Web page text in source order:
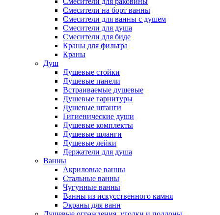
Смесители на борт ванны
Смесители для ванны с душем
Смесители для душа
Смесители для биде
Краны для фильтра
Краны
Душ
Душевые стойки
Душевые панели
Встраиваемые душевые
Душевые гарнитуры
Душевые штанги
Гигиенические души
Душевые комплекты
Душевые шланги
Душевые лейки
Держатели для душа
Ванны
Акриловые ванны
Стальные ванны
Чугунные ванны
Ванны из искусственного камня
Экраны для ванн